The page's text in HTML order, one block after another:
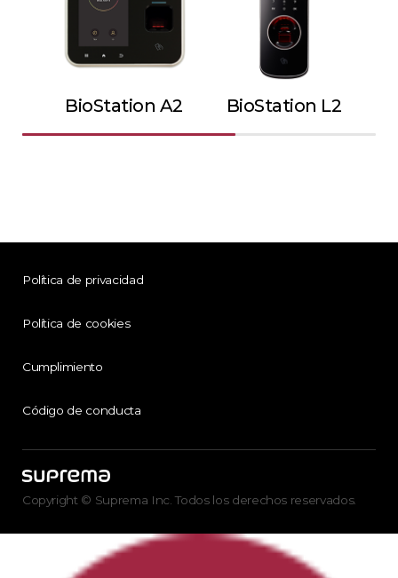
BioStation A2 BioStation L2
Política de privacidad
Política de cookies
Cumplimiento
Código de conducta
Copyright © Suprema Inc. Todos los derechos reservados.